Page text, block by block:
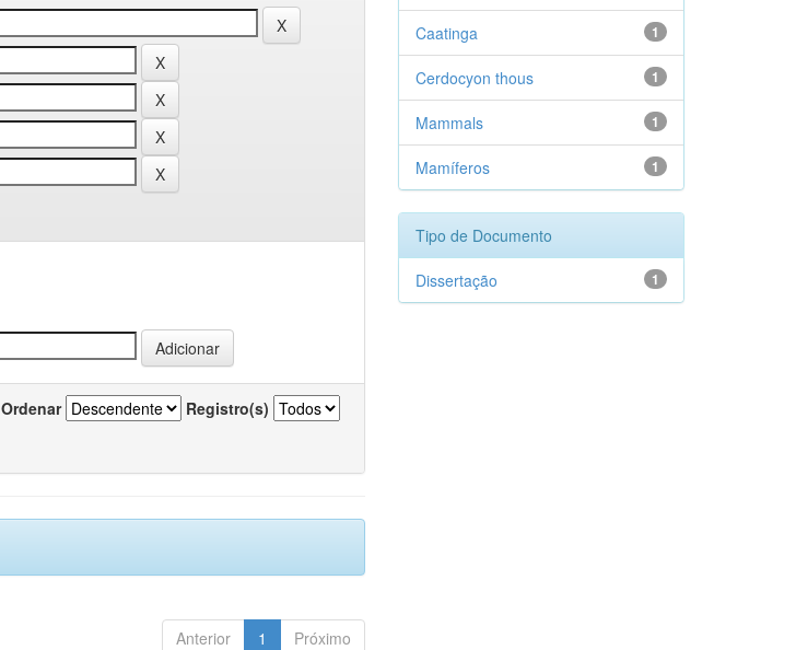
Ordenar Registro(s)
Anterior 1 Próximo
1
Caatinga
1
Cerdocyon thous
1
Mammals
1
Mamíferos
Tipo de Documento
1
Dissertação